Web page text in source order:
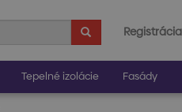
Registrácia
Tepelné izolácie Fasády